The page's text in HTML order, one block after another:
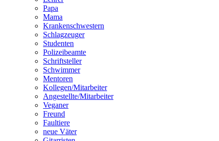
Papa
Mama
Krankenschwestern
Schlagzeuger
Studenten
Polizeibeamte
Schriftsteller
Schwimmer
Mentoren
Kollegen/Mitarbeiter
Angestellte/Mitarbeiter
Veganer
Freund
Faultiere
neue Väter